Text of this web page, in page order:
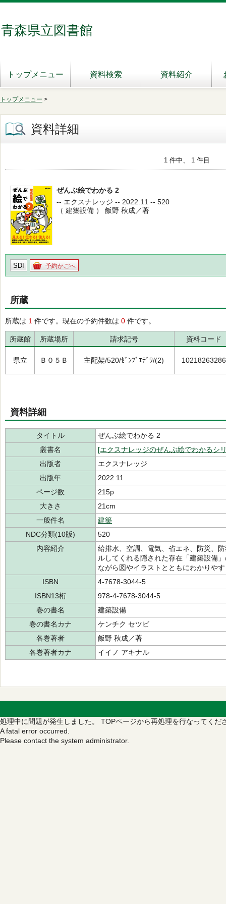
青森県立図書館
トップメニュー 資料検索 資料紹介
トップメニュー >
資料詳細
1 件中、 1 件目
ぜんぶ絵でわかる 2
-- エクスナレッジ -- 2022.11 -- 520
（ 建築設備 ） 飯野 秋成／著
SDI 予約かごへ
所蔵
所蔵は 1 件です。現在の予約件数は 0 件です。
所蔵館 所蔵場所 請求記号 資料コード
県立 Ｂ０５Ｂ 主配架/520/ｾﾞﾝﾌﾞｴﾃﾞﾜ/(2) 10218263286
資料詳細
タイトル
ぜんぶ絵でわかる 2
叢書名
[エクスナレッジのぜんぶ絵でわかるシ
出版者
エクスナレッジ
出版年
2022.11
ページ数
215p
大きさ
21cm
一般件名
建築
NDC分類(10版)
520
内容紹介
給排水、空調、電気、省エネ、防災、
ルしてくれる隠された存在「建築設備
ながら図やイラストとともにわかりや
ISBN
4-7678-3044-5
ISBN13桁
978-4-7678-3044-5
巻の書名
建築設備
巻の書名カナ
ケンチク セツビ
各巻著者
飯野 秋成／著
各巻著者カナ
イイノ アキナル
処理中に問題が発生しました。 TOPページから再処理を行なってくだ
A fatal error occurred.
Please contact the system administrator.